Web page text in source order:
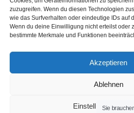
zuzugreifen. Wenn du diesen Technologien
wie das Surfverhalten oder eindeutige IDs auf
Wenn du deine Einwilligung nicht erteilst oder
bestimmte Merkmale und Funktionen
Akzeptieren
Ablehnen
Einstellungen
zzgl.Versandkosten
16Stück /
zzgl.
16
Sie